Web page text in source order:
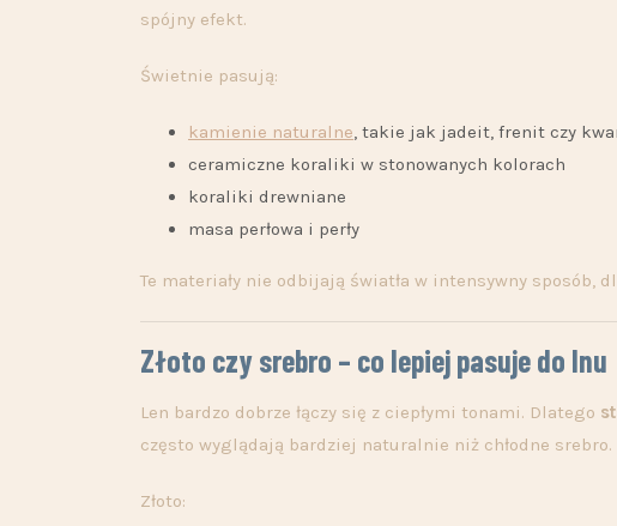
spójny efekt.
Świetnie pasują:
kamienie naturalne, takie jak jadeit, frenit czy
ceramiczne koraliki w stonowanych kolorach
koraliki drewniane
masa perłowa i perły
Te materiały nie odbijają światła w intensywny sposób,
Złoto czy srebro – co lepiej pasuje do lnu
Len bardzo dobrze łączy się z ciepłymi tonami. Dlatego
często wyglądają bardziej naturalnie niż chłodne srebro.
Złoto: